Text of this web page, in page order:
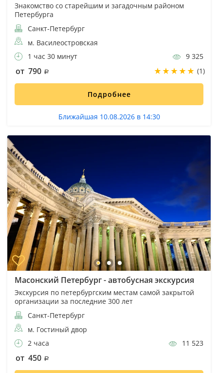
Знакомство со старейшим и загадочным районом
Петербурга
Санкт-Петербург
м. Василеостровская
1 час 30 минут
9 325
от 790 (1)
Подробнее
Ближайшая 10.08.2026 в 14:30
Масонский Петербург - автобусная экскурсия
Экскурсия по петербургским местам самой закрытой
организации за последние 300 лет
Санкт-Петербург
м. Гостиный двор
2 часа
11 523
от 450